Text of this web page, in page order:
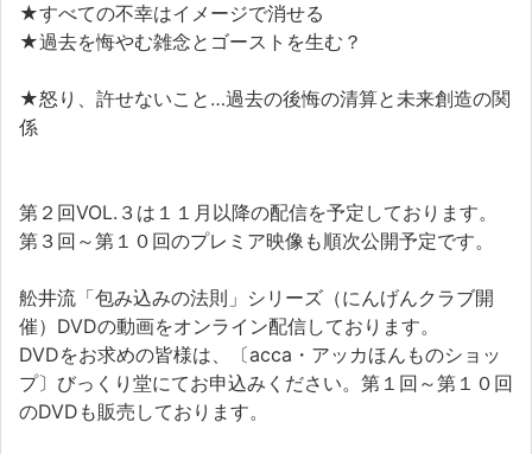
★すべての不幸はイメージで消せる
★過去を悔やむ雑念とゴーストを生む？
★怒り、許せないこと…過去の後悔の清算と未来創造の関
係
第２回VOL.３は１１月以降の配信を予定しております。
第３回～第１０回のプレミア映像も順次公開予定です。
舩井流「包み込みの法則」シリーズ（にんげんクラブ開
催）DVDの動画をオンライン配信しております。
DVDをお求めの皆様は、〔acca・アッカほんものショッ
プ〕びっくり堂にてお申込みください。第１回～第１０回
のDVDも販売しております。